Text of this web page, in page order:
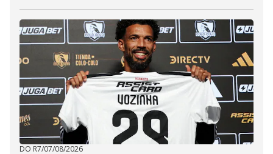
DO R7/07/08/2026